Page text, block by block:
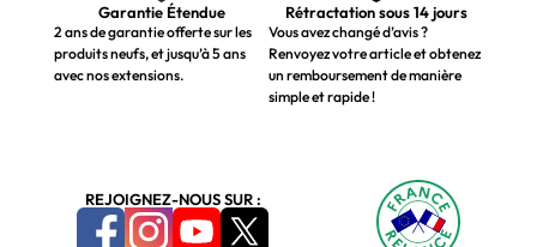
Garantie Étendue
2 ans de garantie offerte sur les
produits neufs, et jusqu’à 5 ans
avec nos extensions.
Rétractation sous 14 jours
Vous avez changé d’avis ?
Renvoyez votre article et obtenez
un remboursement de manière
simple et rapide !
REJOIGNEZ-NOUS SUR :